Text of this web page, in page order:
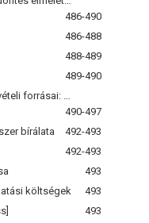
486-490
486-488
488-489
489-490
490-497
bírálata
492-493
492-493
493
költségek
493
493